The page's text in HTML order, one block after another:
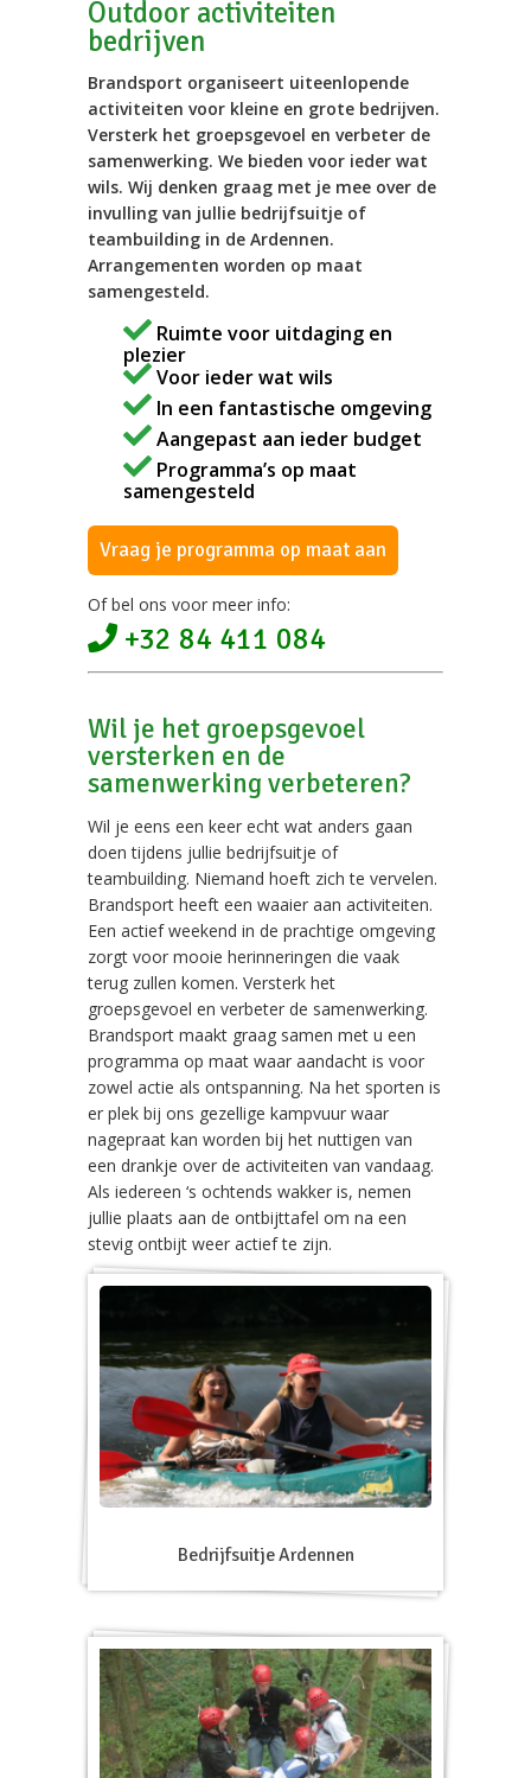
Outdoor activiteiten
bedrijven
Brandsport organiseert uiteenlopende
activiteiten voor kleine en grote bedrijven.
Versterk het groepsgevoel en verbeter de
samenwerking. We bieden voor ieder wat
wils. Wij denken graag met je mee over de
invulling van jullie bedrijfsuitje of
teambuilding in de Ardennen.
Arrangementen worden op maat
samengesteld.
Ruimte voor uitdaging en
plezier
Voor ieder wat wils
In een fantastische omgeving
Aangepast aan ieder budget
Programma’s op maat
samengesteld
Vraag je programma op maat aan
Of bel ons voor meer info:
+32 84 411 084
Wil je het groepsgevoel
versterken en de
samenwerking verbeteren?
Wil je eens een keer echt wat anders gaan
doen tijdens jullie bedrijfsuitje of
teambuilding. Niemand hoeft zich te vervelen.
Brandsport heeft een waaier aan activiteiten.
Een actief weekend in de prachtige omgeving
zorgt voor mooie herinneringen die vaak
terug zullen komen. Versterk het
groepsgevoel en verbeter de samenwerking.
Brandsport maakt graag samen met u een
programma op maat waar aandacht is voor
zowel actie als ontspanning. Na het sporten is
er plek bij ons gezellige kampvuur waar
nagepraat kan worden bij het nuttigen van
een drankje over de activiteiten van vandaag.
Als iedereen ‘s ochtends wakker is, nemen
jullie plaats aan de ontbijttafel om na een
stevig ontbijt weer actief te zijn.
Bedrijfsuitje Ardennen